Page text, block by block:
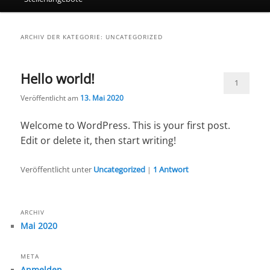
ARCHIV DER KATEGORIE: UNCATEGORIZED
Hello world!
Veröffentlicht am 13. Mai 2020
1
Welcome to WordPress. This is your first post.
Edit or delete it, then start writing!
Veröffentlicht unter Uncategorized | 1 Antwort
ARCHIV
Mai 2020
META